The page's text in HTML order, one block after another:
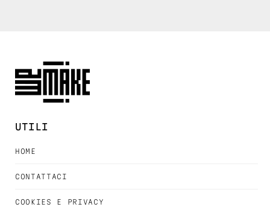
UTILI
HOME
CONTATTACI
COOKIES E PRIVACY